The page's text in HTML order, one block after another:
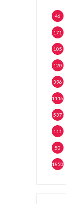
46
171
105
120
396
1116
537
111
50
1850